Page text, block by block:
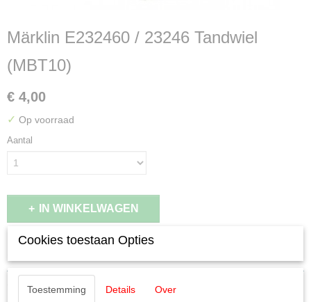
Märklin E232460 / 23246 Tandwiel
(MBT10)
€ 4,00
✓ Op voorraad
Aantal
IN WINKELWAGEN
Productcode leverancier
E232460
Omschrijving
Cookies toestaan Opties
Toestemming Details Over